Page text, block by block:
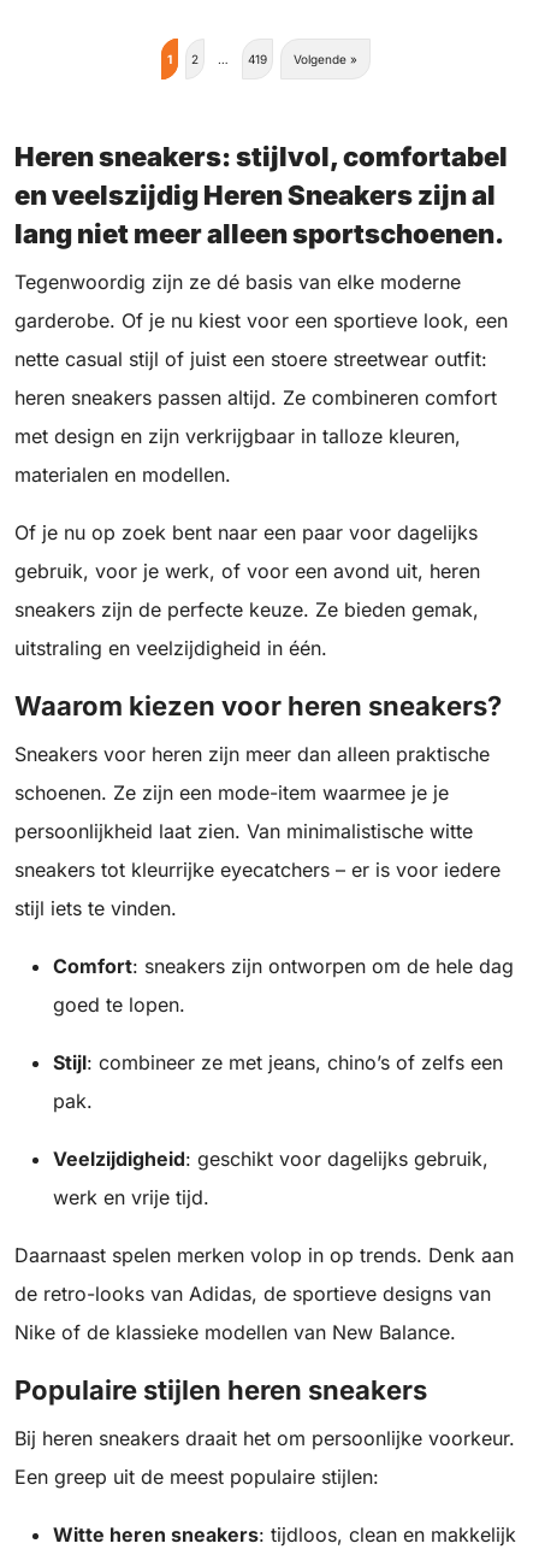
1 2 … 419 Volgende »
Heren sneakers: stijlvol, comfortabel
en veelszijdig Heren Sneakers zijn al
lang niet meer alleen sportschoenen.
Tegenwoordig zijn ze dé basis van elke moderne
garderobe. Of je nu kiest voor een sportieve look, een
nette casual stijl of juist een stoere streetwear outfit:
heren sneakers passen altijd. Ze combineren comfort
met design en zijn verkrijgbaar in talloze kleuren,
materialen en modellen.
Of je nu op zoek bent naar een paar voor dagelijks
gebruik, voor je werk, of voor een avond uit, heren
sneakers zijn de perfecte keuze. Ze bieden gemak,
uitstraling en veelzijdigheid in één.
Waarom kiezen voor heren sneakers?
Sneakers voor heren zijn meer dan alleen praktische
schoenen. Ze zijn een mode-item waarmee je je
persoonlijkheid laat zien. Van minimalistische witte
sneakers tot kleurrijke eyecatchers – er is voor iedere
stijl iets te vinden.
Comfort: sneakers zijn ontworpen om de hele dag
goed te lopen.
Stijl: combineer ze met jeans, chino’s of zelfs een
pak.
Veelzijdigheid: geschikt voor dagelijks gebruik,
werk en vrije tijd.
Daarnaast spelen merken volop in op trends. Denk aan
de retro-looks van Adidas, de sportieve designs van
Nike of de klassieke modellen van New Balance.
Populaire stijlen heren sneakers
Bij heren sneakers draait het om persoonlijke voorkeur.
Een greep uit de meest populaire stijlen:
Witte heren sneakers: tijdloos, clean en makkelijk